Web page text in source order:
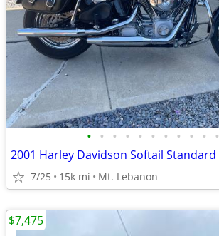
• • • • • • • • • • •
2001 Harley Davidson Softail Standard
7/25 15k mi Mt. Lebanon
$7,475